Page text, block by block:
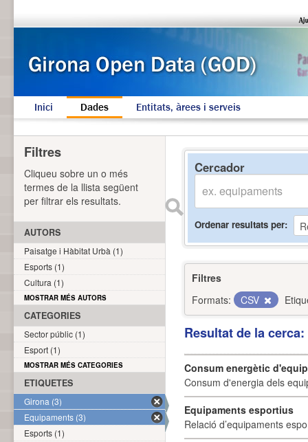
Inici Dades Entitats, àrees i serveis
Cercador
Ordenar resultats per
Filtres
Formats:
CSV
Resultat de la
Consum energètic
Consum d'energia dels
Equipaments esportius
Relació d’equipaments
Filtres
Cliqueu sobre un o més
termes de la llista següent
per filtrar els resultats.
AUTORS
Paisatge i Hàbitat Urbà (1)
Esports (1)
Cultura (1)
MOSTRAR MÉS AUTORS
CATEGORIES
Sector públic (1)
Esport (1)
MOSTRAR MÉS CATEGORIES
ETIQUETES
Girona (3)
Equipaments (3)
Esports (1)